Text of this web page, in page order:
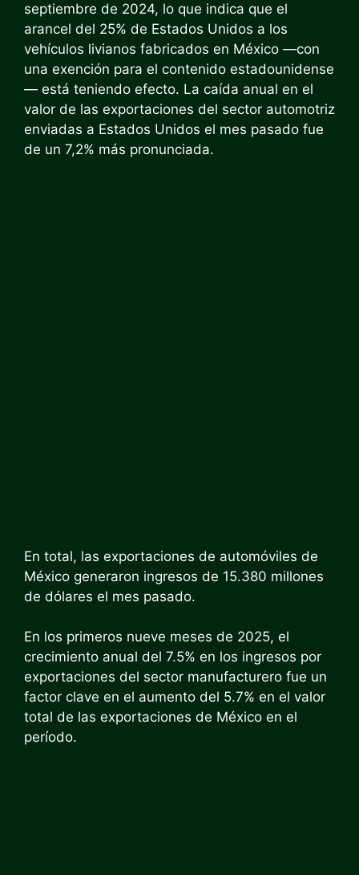
septiembre de 2024, lo que indica que el
arancel del 25% de Estados Unidos a los
vehículos livianos fabricados en México —con
una exención para el contenido estadounidense
— está teniendo efecto. La caída anual en el
valor de las exportaciones del sector automotriz
enviadas a Estados Unidos el mes pasado fue
de un 7,2% más pronunciada.
En total, las exportaciones de automóviles de
México generaron ingresos de 15.380 millones
de dólares el mes pasado.
En los primeros nueve meses de 2025, el
crecimiento anual del 7.5% en los ingresos por
exportaciones del sector manufacturero fue un
factor clave en el aumento del 5.7% en el valor
total de las exportaciones de México en el
período.